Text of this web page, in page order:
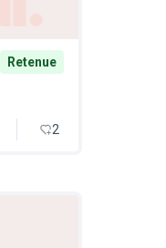
Retenue
2